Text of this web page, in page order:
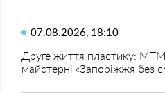
07.08.2026, 18:10
Друге життя пластику: МТМ
майстерні «Запоріжжя без